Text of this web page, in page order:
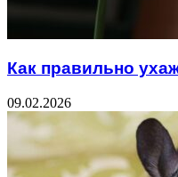
Как правильно
09.02.2026